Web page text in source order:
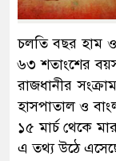
চলতি বছর হাম ও
৬৩ শতাংশের বয়স
রাজধানীর
হাসপাতাল ও
১৫ মার্চ থেকে
এ তথ্য উঠে